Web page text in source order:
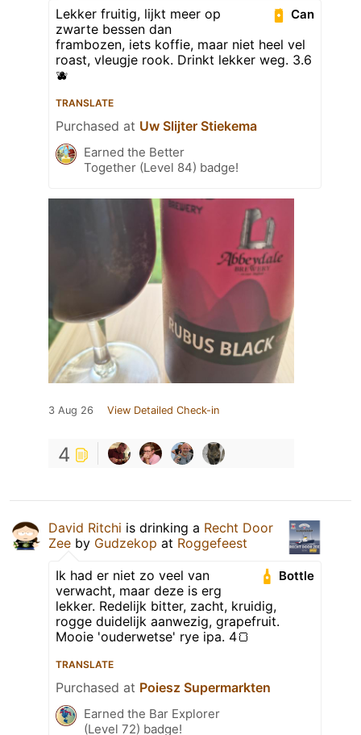
Can
Lekker fruitig, lijkt meer op
zwarte bessen dan
frambozen, iets koffie, maar niet heel vel
roast, vleugje rook. Drinkt lekker weg. 3.6
🫐
TRANSLATE
Purchased at Uw Slijter Stiekema
Earned the Better
Together (Level 84) badge!
3 Aug 26 View Detailed Check-in
4
David Ritchi is drinking a Recht Door
Zee by Gudzekop at Roggefeest
Bottle
Ik had er niet zo veel van
verwacht, maar deze is erg
lekker. Redelijk bitter, zacht, kruidig,
rogge duidelijk aanwezig, grapefruit.
Mooie 'ouderwetse' rye ipa. 4🍞
TRANSLATE
Purchased at Poiesz Supermarkten
Earned the Bar Explorer
(Level 72) badge!